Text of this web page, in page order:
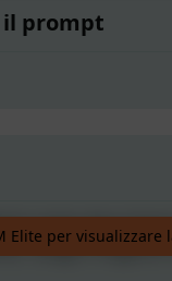
il prompt
e meta
Scegli il migliore
Elite per visualizzare